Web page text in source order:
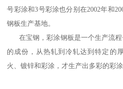
号彩涂和3号彩涂也分别在2002年和
钢板生产基地。
在宝钢，彩涂钢板是一个生产流程
的成份，从热轧到冷轧达到特定的
火、镀锌和彩涂，才生产出多彩的彩涂